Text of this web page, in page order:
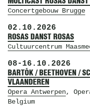
Concertgebouw Brugge-
02.10.2026
ROSAS DANST ROSAS
Cultuurcentrum
08- 16.10.2026
BARTÓK / BEETHOVEN /
VLAANDEREN
Opera Antwerpen,
Belgium